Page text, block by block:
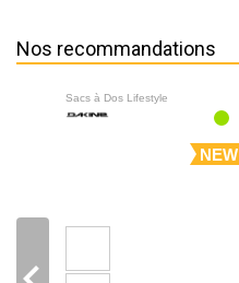
Nos recommandations
Sacs à Dos Lifestyle
NEW